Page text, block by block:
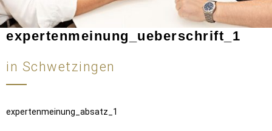
expertenmeinung_ueberschrift_1
in Schwetzingen
expertenmeinung_absatz_1